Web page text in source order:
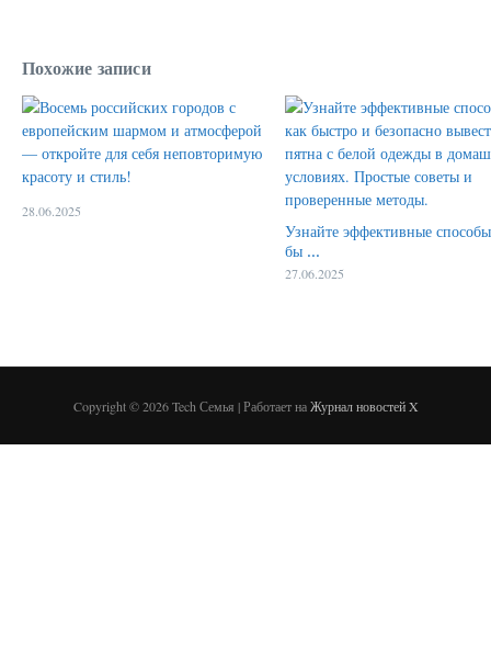
Похожие записи
28.06.2025
Узнайте эффективные
бы ...
27.06.2025
Copyright © 2026 Tech Семья | Работает наЖурнал новостей X